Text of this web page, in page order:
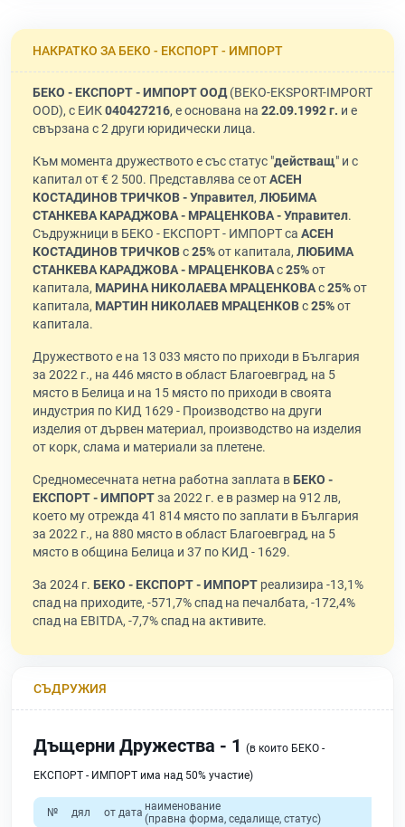
НАКРАТКО ЗА БЕКО - ЕКСПОРТ - ИМПОРТ
БЕКО - ЕКСПОРТ - ИМПОРТ ООД(BEKO-EKSPORT-IMPORT
OOD), с ЕИК040427216, е основана на 22.09.1992 г. и е
свързана с 2 други юридически лица.
Към момента дружеството е със статус "действащ" и с
капитал от € 2 500. Представлява се отАСЕН
КОСТАДИНОВ ТРИЧКОВ - Управител, ЛЮБИМА
СТАНКЕВА КАРАДЖОВА - МРАЦЕНКОВА - Управител.
Съдружници в БЕКО - ЕКСПОРТ - ИМПОРТ са АСЕН
КОСТАДИНОВ ТРИЧКОВс25%от капитала, ЛЮБИМА
СТАНКЕВА КАРАДЖОВА - МРАЦЕНКОВАс25%от
капитала, МАРИНА НИКОЛАЕВА МРАЦЕНКОВАс25%от
капитала, МАРТИН НИКОЛАЕВ МРАЦЕНКОВс25%от
капитала.
Дружеството е на 13 033 място по приходи в България
за 2022 г., на 446 място в област Благоевград, на 5
място в Белица и на 15 място по приходи в своята
индустрия по КИД 1629 - Производство на други
изделия от дървен материал, производство на изделия
от корк, слама и материали за плетене.
Средномесечната нетна работна заплата вБЕКО -
ЕКСПОРТ - ИМПОРТза 2022 г. е в размер на 912 лв,
което му отрежда 41 814 място по заплати в България
за 2022 г., на 880 място в област Благоевград, на 5
място в община Белица и 37 по КИД - 1629.
За 2024 г. БЕКО - ЕКСПОРТ - ИМПОРТ реализира -13,1%
спад на приходите, -571,7% спад на печалбата, -172,4%
спад на EBITDA, -7,7% спад на активите.
СЪДРУЖИЯ
Дъщерни Дружества - 1 (в които БЕКО -
ЕКСПОРТ - ИМПОРТ има над 50% участие)
№ дял от дата наименование
(правна форма, седалище, статус)